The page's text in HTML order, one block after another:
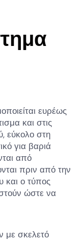
ευρέως
και στις
εύκολο στη
για βαριά
από
πριν από την
και ο τύπος
ώστε να